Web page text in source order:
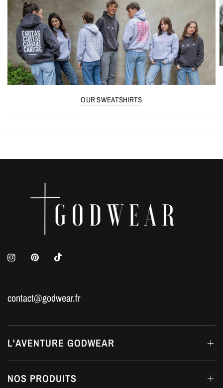
OUR SWEATSHIRTS
contact@godwear.fr
L'AVENTURE GODWEAR
NOS PRODUITS